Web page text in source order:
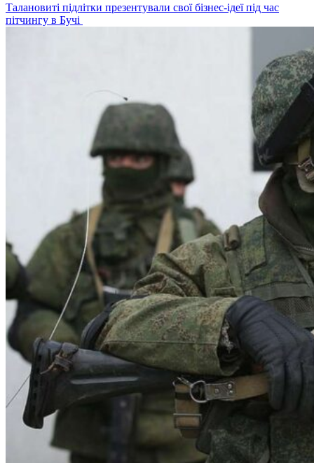
Талановиті підлітки презентували свої бізнес-ідеї під час
пітчингу в Бучі